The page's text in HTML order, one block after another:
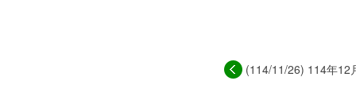
(114/11/26) 114年12